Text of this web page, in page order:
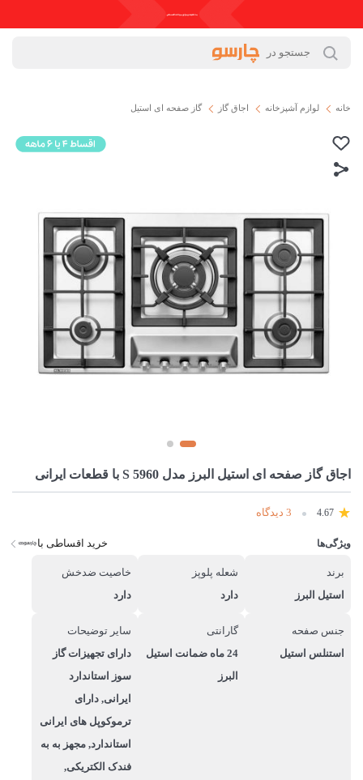
خانه لوازم آشپزخانه اجاق گاز گاز صفحه ای استیل
اجاق گاز صفحه ای استیل البرز مدل S 5960 با قطعات ایرانی
4.67 3 دیدگاه
ویژگی‌ها خرید اقساطی با
برند
استیل البرز
شعله پلوپز
دارد
خاصیت ضدخش
دارد
جنس صفحه
استنلس استیل
گارانتی
24 ماه ضمانت استیل
البرز
سایر توضیحات
دارای تجهیزات گاز
سوز استاندارد
ایرانی, دارای
ترموکوپل های ایرانی
استاندارد, مجهز به به
فندک الکتریکی,